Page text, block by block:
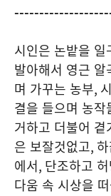
시인은 논밭을
발아해서 영근
며 가꾸는 농부,
결을 들으며 농
거하고 더불어
은 보잘것없고,
에서, 단조하고
다움 속 시상을